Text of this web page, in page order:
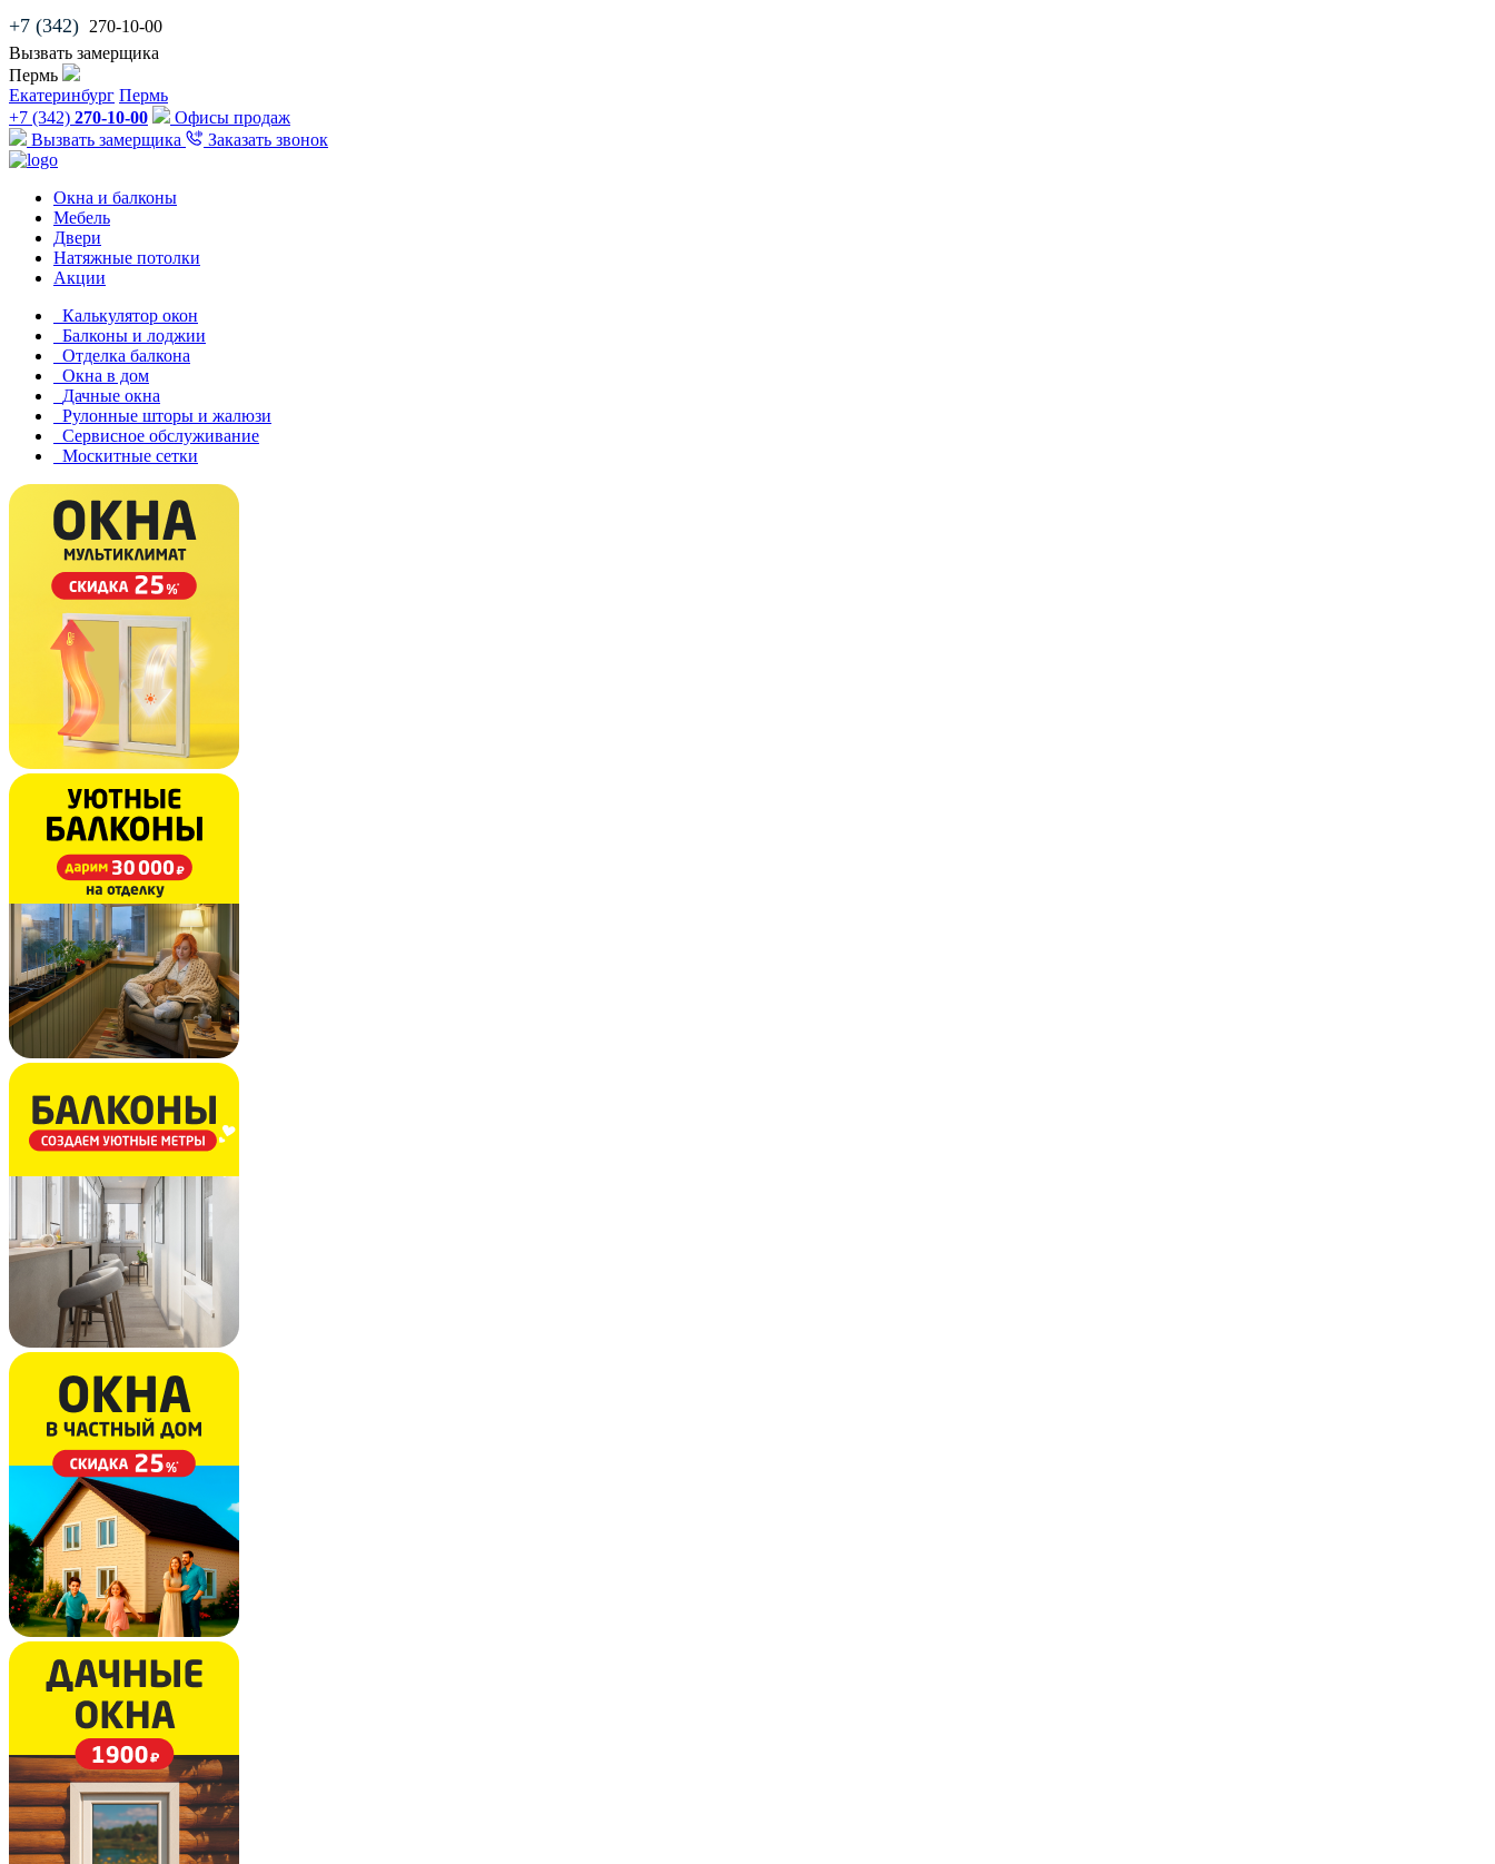
+7 (342) 270-10-00
Вызвать замерщика
Пермь
Екатеринбург Пермь
+7 (342) 270-10-00
Офисы продаж
Вызвать замерщика
Заказать звонок
Окна и балконы
Мебель
Двери
Натяжные потолки
Акции
Калькулятор окон
Балконы и лоджии
Отделка балкона
Окна в дом
Дачные окна
Рулонные шторы и жалюзи
Сервисное обслуживание
Москитные сетки